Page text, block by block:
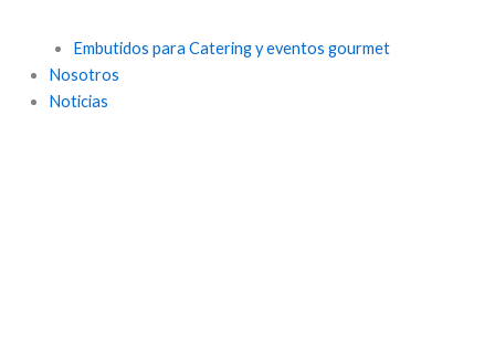
Embutidos para Catering y eventos gourmet
Nosotros
Noticias